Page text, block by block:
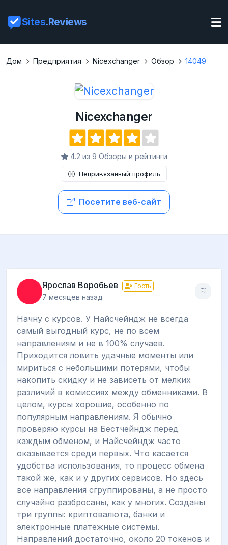
Sites.Reviews
Дом Предприятия Nicexchanger Обзор 14049
Nicexchanger
4.2 из 9 Обзоры и рейтинги
Непривязанный профиль
Посетите веб-сайт
Ярослав Воробьев Гость
7 месяцев назад
Начну с курсов. У Найсчейндж не всегда
самый выгодный курс, не по всем
направлениям и не в 100% случаев.
Приходится ловить удачные моменты или
мириться с небольшими потерями, чтобы
накопить скидку и не зависеть от мелких
различий в комиссиях между обменниками. В
целом, курсы хорошие, особенно по
популярным направлениям. Я обычно
проверяю курсы на Бестчейндж перед
каждым обменом, и Найсчейндж часто
оказывается среди первых. Что касается
удобства использования, то процесс обмена
такой же, как и у других сервисов. Но здесь
все направления сгруппированы, а не просто
случайно разбросаны, как у многих. Созданы
три группы: криптовалюта, банки и
электронные платежные системы.
Направлений достаточно, около 20 токенов и